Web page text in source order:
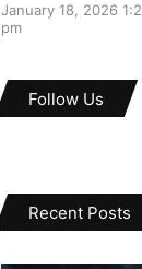
January 18, 2026
pm
Follow Us
Recent Posts